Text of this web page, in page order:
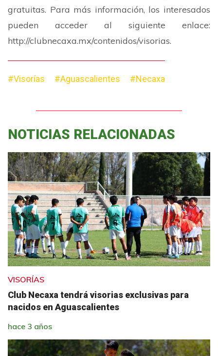
gratuitas. Para más información, los interesados
pueden acceder al siguiente enlace:
http://clubnecaxa.mx/contenidos/visorias.
#Visorías #Aguascalientes #Necaxa
NOTICIAS RELACIONADAS
VISORÍAS
Club Necaxa tendrá visorias exclusivas para
nacidos en Aguascalientes
hace 3 años